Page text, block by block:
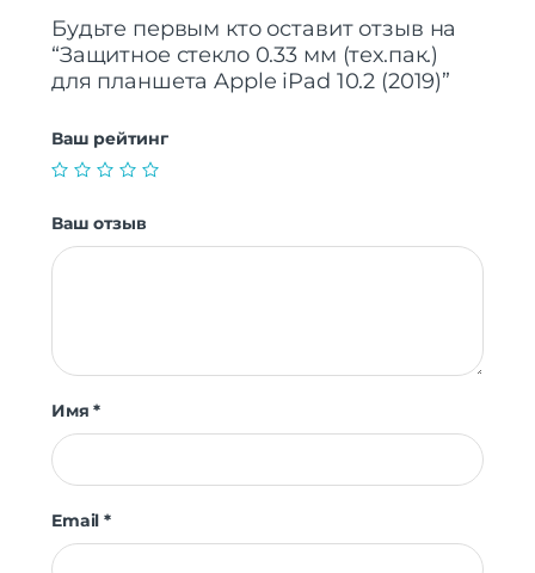
Будьте первым кто оставит отзыв на
“Защитное стекло 0.33 мм (тех.пак.)
для планшета Apple iPad 10.2 (2019)”
Ваш рейтинг
Ваш отзыв
Имя*
Email*